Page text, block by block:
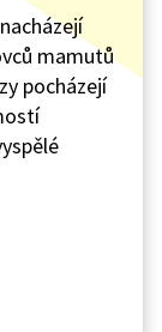
mamutů
pocházejí